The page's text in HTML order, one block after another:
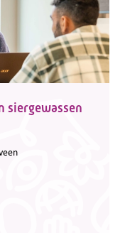
siergewassen